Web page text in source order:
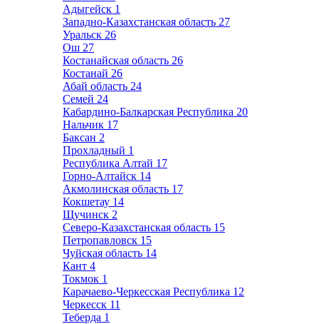
Адыгейск 1
Западно-Казахстанская область 27
Уральск 26
Ош 27
Костанайская область 26
Костанай 26
Абай область 24
Семей 24
Кабардино-Балкарская Республика 20
Нальчик 17
Баксан 2
Прохладный 1
Республика Алтай 17
Горно-Алтайск 14
Акмолинская область 17
Кокшетау 14
Щучинск 2
Северо-Казахстанская область 15
Петропавловск 15
Чуйская область 14
Кант 4
Токмок 1
Карачаево-Черкесская Республика 12
Черкесск 11
Теберда 1